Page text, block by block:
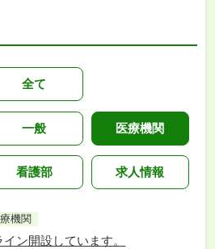
全て
一般 医療機関
看護部 求人情報
機関
ン開設しています。